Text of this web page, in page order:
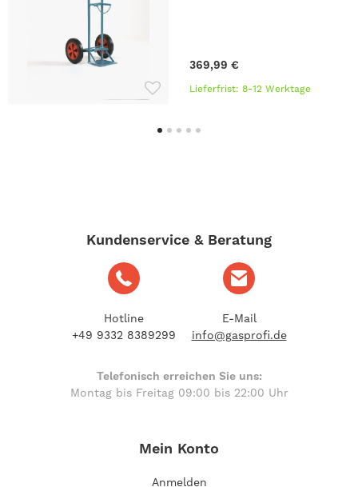
369,99 €
Lieferfrist: 8-12 Werktage
Kundenservice & Beratung
Hotline
+49 9332 8389299
E-Mail
info@gasprofi.de
Telefonisch erreichen Sie uns:
Montag bis Freitag 09:00 bis 22:00 Uhr
Mein Konto
Anmelden